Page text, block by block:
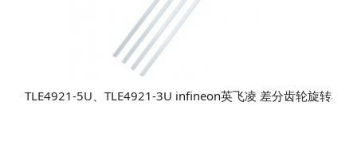
TLE4921-5U、TLE4921-3U​ infineon英飞凌 差分齿轮旋转检